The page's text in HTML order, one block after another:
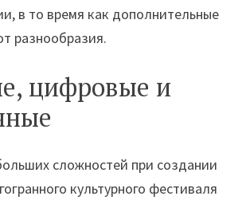
в то время как дополнительные
разнообразия.
цифровые и
сложностей при создании
культурного фестиваля